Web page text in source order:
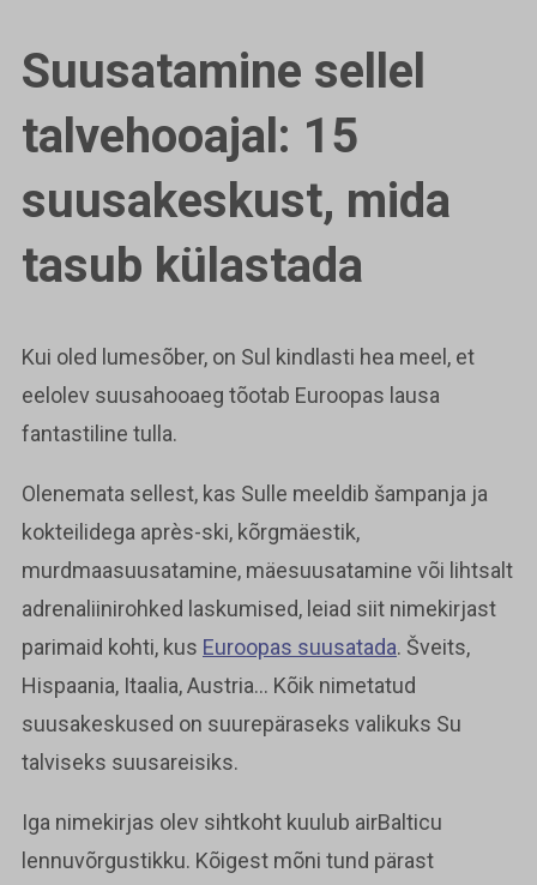
Suusatamine sellel
talvehooajal: 15
suusakeskust, mida
tasub külastada
Kui oled lumesõber, on Sul kindlasti hea meel, et
eelolev suusahooaeg tõotab Euroopas lausa
fantastiline tulla.
Olenemata sellest, kas Sulle meeldib šampanja ja
kokteilidega après-ski, kõrgmäestik,
murdmaasuusatamine, mäesuusatamine või lihtsalt
adrenaliinirohked laskumised, leiad siit nimekirjast
parimaid kohti, kus Euroopas suusatada. Šveits,
Hispaania, Itaalia, Austria… Kõik nimetatud
suusakeskused on suurepäraseks valikuks Su
talviseks suusareisiks.
Iga nimekirjas olev sihtkoht kuulub airBalticu
lennuvõrgustikku. Kõigest mõni tund pärast